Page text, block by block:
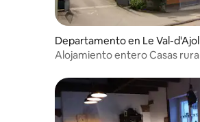
Departamento en Le Val-d'Ajol
Alojamiento entero Casas